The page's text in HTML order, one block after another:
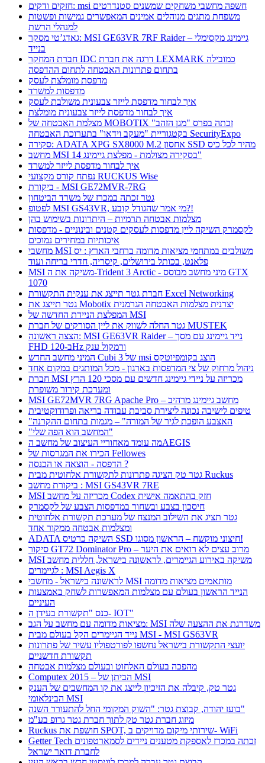
חזקים ודקים: msi חשפה מחשבי משחקים שמשנים סטנדרטים
משפחת מתגים מנוהלים אמינים המאפשרים גמישות ופשטות
למנהלי הרשת
גאדג’טי מסקר: MSI GE63VR 7RF Raider – גיימינג מקסימלי
בנייד
חברת המחקר IDC דרגה את חברת LEXMARK כמובילה
בתחום פתרונות האבטחה לתחום ההדפסה
מדפסת מומלצת לעסק
מדפסות למשרד
איך לבחור מדפסת לייזר צבעונית משולבת לעסק
איך לבחור מדפסת לייזר צבעונית מומלצת
מצלמת האבטחה של MOBOTIX זכתה בפרס "מגן הזהב"
בקטגוריית "מעקב וידאו" בתערוכת האבטחה SecurityExpo
סקירה: ADATA XPG SX8000 M.2 אחסון SSD מהיר לכל כיס
מחשב MSI בסקירה מצולמת - מפלצת גיימינג 14"
איך לבחור מדפסת לייזר למשרד
נפתח קורס מקצועי RUCKUS Wise
ביקורת - MSI GE72MVR-7RG
גטר זכתה במכרז של משרד הביטחון
לפטופ MSI GS43VR, מי אמר שהגודל קובע?!
מצלמות אבטחה תרמיות – היתרונות בשימוש בהן
לקסמרק השיקה ליין מדפסות לעסקים קטנים ובינוניים - מדפסות
איכותיות במחירים נמוכים
מחשבי MSI משולבים במתחמי מציאות מדומה ברחבי הארץ : יס
פלאנט, בכותל בירושלים, קיסריה, חדרי בריחה ועוד
MSI משיקה את ה-Trident 3 Arctic - מיני מחשב מבוסס GTX
1070
חברת גטר תייצג את ענקית התקשורת Excel Networking
גטר תייצג את Mobotix יצרנית מצלמות האבטחה הגרמנית
המפלצת הניידת החדשה של MSI
גטר החלה לשווק את ליין הסורקים של חברת MUSTEK
הצצה ראשונה: MSI GE63VR Raider – נייד גיימינג עם מסך
FHD ב-120Hz ורמקול ענק
המיני מחשב החדש Cubi 3 של msi הוצג בקומפיוטקס
ניהול מרחוק של צי המדפסות בארגון - מכל המותגים במקום אחד
חברת MSI מכריזה על ניידי גיימינג חדשים עם מסכי 120 הרץ
ומערכת קירור משופרת
MSI GE72MVR 7RG Apache Pro – מחשב גיימינג מרהיב
טיפים לישיבה נכונה ליצירת סביבת עבודה בריאה ופרודוקטיבית
"האצבע הופכת לגיר של המורה" – מגמות בתחום ההקרנה
"המחשב הוא הפה שלי"
מה עומד מאחוריי העיצוב של מחשב הAEGIS
הכירו את המגרסות של Fellowes
הדפסה - הוצאה או הכנסה ?
גטר טק הציגה פתרונות לתקשורת אלחוטית מבית Ruckus
ביקורת מחשב : MSI GS43VR 7RE
MSI מכריזה על מחשב Codex חזק בהתאמה אישית
חיסכון בצבע ובשחור במדפסות הצבע של לקסמרק
גטר תציג את השילוב המנצח של מערכת תקשורת אלחוטית
ומצלמות אבטחה ממקור אחד
ADATA השיקה כרטיס SSD חיצוני מוקשח – הראשון מסוגו!
סיקור GT72 Dominator Pro – מרוב עצים לא רואים את היער
MSI משיקה באירוע הגיימרים, לראשונה בישראל, חללית מחשב
לגיימרים : MSI Aegis X
לראשונה בישראל - מחשבי MSI מותאמים מציאות מדומה
הנייד הראשון בעולם עם מצלמות המאפשרות לשחק באמצעות
העיניים
כנס "תקשורת בעידן ה- IOT"
מציאות מדומה עם מחשב על הגב: MSI משדרגת את ההצעה שלה
נייד הגיימרים הקל בעולם מבית MSI - MSI GS63VR
יועצי התקשורת בישראל נחשפו לפורטפוליו עשיר של פתרונות
תקשורת חדשניים
מהפכה בעולם האלחוט ובעולם מצלמות אבטחה
Computex 2015 – הביתן של MSI
גטר טק, קיבלה את הזיכיון לייצג את קו המחשבים של הענק
הבינלאומי MSI
בועז יהודה, קבוצת גטר: "השוק המקומי החל להתעורר השנה"
מיזוג חברת גטר טק לתוך חברת גטר גרופ בע"מ
Ruckus חושפת את SPOT, שירותי מיקום מדויקים ב- WiFi
Getter Tech זכתה במכרז לאספקת מטענים ניידים לסמארטפונים
לחברת דואר ישראל